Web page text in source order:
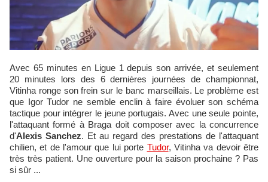
Avec 65 minutes en Ligue 1 depuis son arrivée, et seulement
20 minutes lors des 6 dernières journées de championnat,
Vitinha ronge son frein sur le banc marseillais. Le problème est
que Igor Tudor ne semble enclin à faire évoluer son schéma
tactique pour intégrer le jeune portugais. Avec une seule pointe,
l'attaquant formé à Braga doit composer avec la concurrence
d'Alexis Sanchez. Et au regard des prestations de l'attaquant
chilien, et de l'amour que lui porte Tudor, Vitinha va devoir être
très très patient. Une ouverture pour la saison prochaine ? Pas
si sûr ...